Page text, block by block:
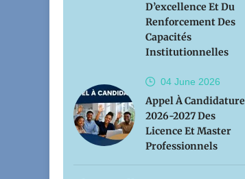
D’excellence Et Du
Renforcement Des
Capacités
Institutionnelles
04 June 2026
Appel À Candidature
2026-2027 Des
Licence Et Master
Professionnels